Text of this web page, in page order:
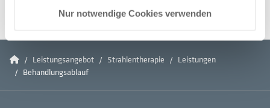
Nur notwendige Cookies verwenden
teilen teilen teilen
HomeLeistungsangebot Strahlentherapie
Leistungen
Behandlungsablauf